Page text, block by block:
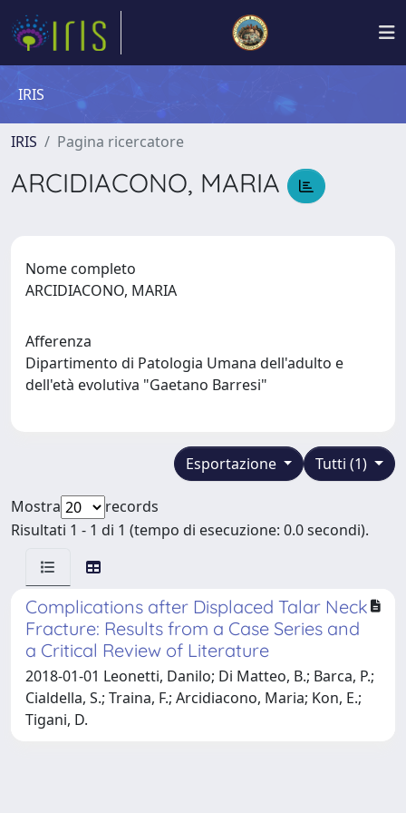
IRIS
IRIS Pagina ricercatore
ARCIDIACONO, MARIA
Nome completo
ARCIDIACONO, MARIA
Afferenza
Dipartimento di Patologia Umana dell'adulto e
dell'età evolutiva "Gaetano Barresi"
Tutti (1)
Esportazione
Mostra
records
Risultati 1 - 1 di 1 (tempo di esecuzione: 0.0 secondi).
Complications after Displaced Talar Neck
Fracture: Results from a Case Series and
a Critical Review of Literature
2018-01-01 Leonetti, Danilo; Di Matteo, B.; Barca, P.;
Cialdella, S.; Traina, F.; Arcidiacono, Maria; Kon, E.;
Tigani, D.